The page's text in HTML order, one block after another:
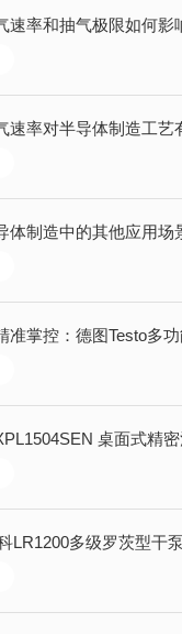
速率和抽气极限如何影
速率对半导体制造工艺
体制造中的其他应用场
控：德图Testo多功能环境测量
桌面式精密清洗机 —— 高
LR1200多级罗茨型干